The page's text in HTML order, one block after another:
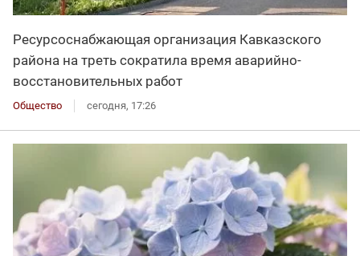
Ресурсоснабжающая организация Кавказского
района на треть сократила время аварийно-
восстановительных работ
Общество сегодня, 17:26